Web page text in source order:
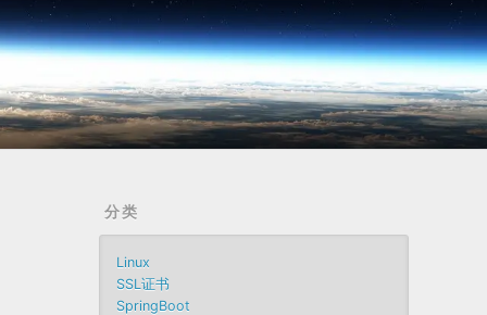
分类
Linux
SSL证书
SpringBoot